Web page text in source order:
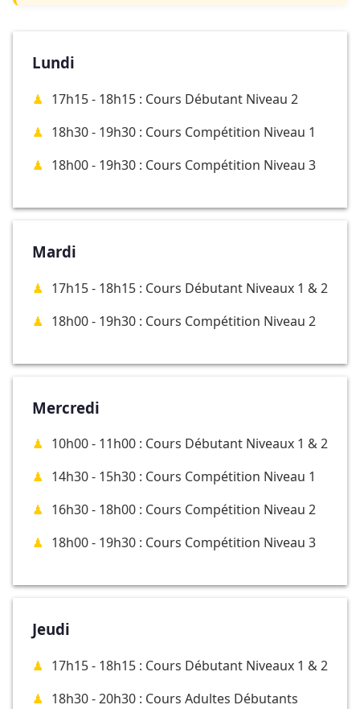
Lundi
17h15 - 18h15 : Cours Débutant Niveau 2
18h30 - 19h30 : Cours Compétition Niveau 1
18h00 - 19h30 : Cours Compétition Niveau 3
Mardi
17h15 - 18h15 : Cours Débutant Niveaux 1 & 2
18h00 - 19h30 : Cours Compétition Niveau 2
Mercredi
10h00 - 11h00 : Cours Débutant Niveaux 1 & 2
14h30 - 15h30 : Cours Compétition Niveau 1
16h30 - 18h00 : Cours Compétition Niveau 2
18h00 - 19h30 : Cours Compétition Niveau 3
Jeudi
17h15 - 18h15 : Cours Débutant Niveaux 1 & 2
18h30 - 20h30 : Cours Adultes Débutants